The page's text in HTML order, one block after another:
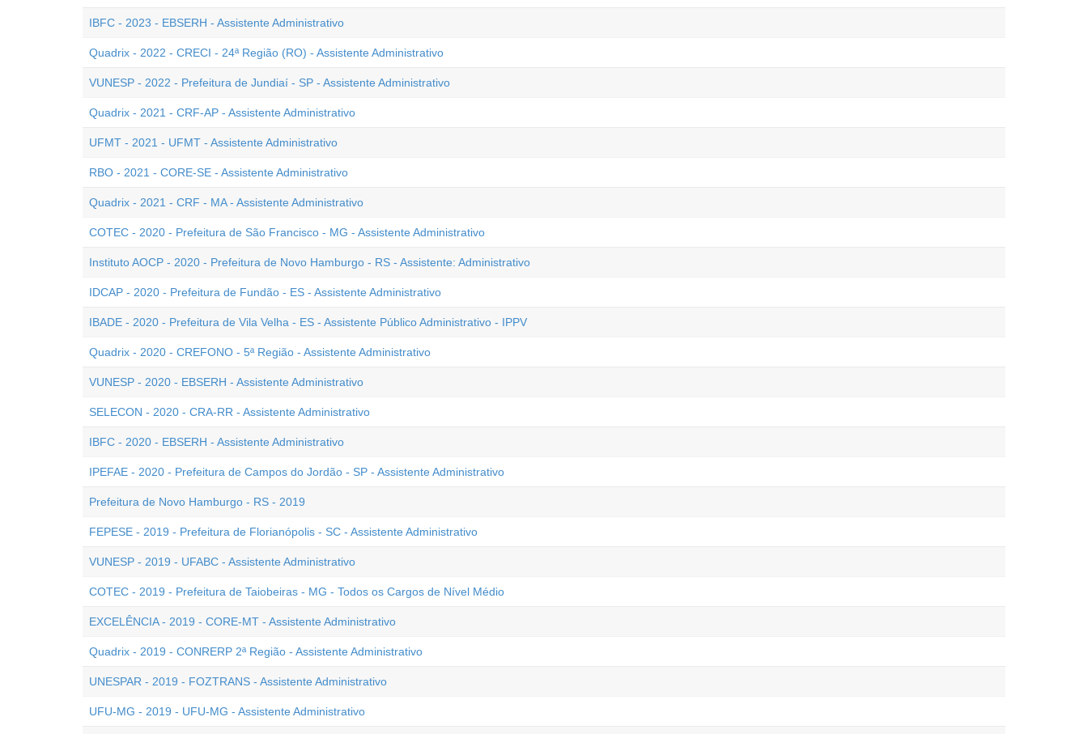
IBFC - 2023 - EBSERH - Assistente Administrativo
Quadrix - 2022 - CRECI - 24ª Região (RO) - Assistente Administrativo
VUNESP - 2022 - Prefeitura de Jundiaí - SP - Assistente Administrativo
Quadrix - 2021 - CRF-AP - Assistente Administrativo
UFMT - 2021 - UFMT - Assistente Administrativo
RBO - 2021 - CORE-SE - Assistente Administrativo
Quadrix - 2021 - CRF - MA - Assistente Administrativo
COTEC - 2020 - Prefeitura de São Francisco - MG - Assistente Administrativo
Instituto AOCP - 2020 - Prefeitura de Novo Hamburgo - RS - Assistente: Administrativo
IDCAP - 2020 - Prefeitura de Fundão - ES - Assistente Administrativo
IBADE - 2020 - Prefeitura de Vila Velha - ES - Assistente Público Administrativo - IPPV
Quadrix - 2020 - CREFONO - 5ª Região - Assistente Administrativo
VUNESP - 2020 - EBSERH - Assistente Administrativo
SELECON - 2020 - CRA-RR - Assistente Administrativo
IBFC - 2020 - EBSERH - Assistente Administrativo
IPEFAE - 2020 - Prefeitura de Campos do Jordão - SP - Assistente Administrativo
Prefeitura de Novo Hamburgo - RS - 2019
FEPESE - 2019 - Prefeitura de Florianópolis - SC - Assistente Administrativo
VUNESP - 2019 - UFABC - Assistente Administrativo
COTEC - 2019 - Prefeitura de Taiobeiras - MG - Todos os Cargos de Nível Médio
EXCELÊNCIA - 2019 - CORE-MT - Assistente Administrativo
Quadrix - 2019 - CONRERP 2ª Região - Assistente Administrativo
UNESPAR - 2019 - FOZTRANS - Assistente Administrativo
UFU-MG - 2019 - UFU-MG - Assistente Administrativo